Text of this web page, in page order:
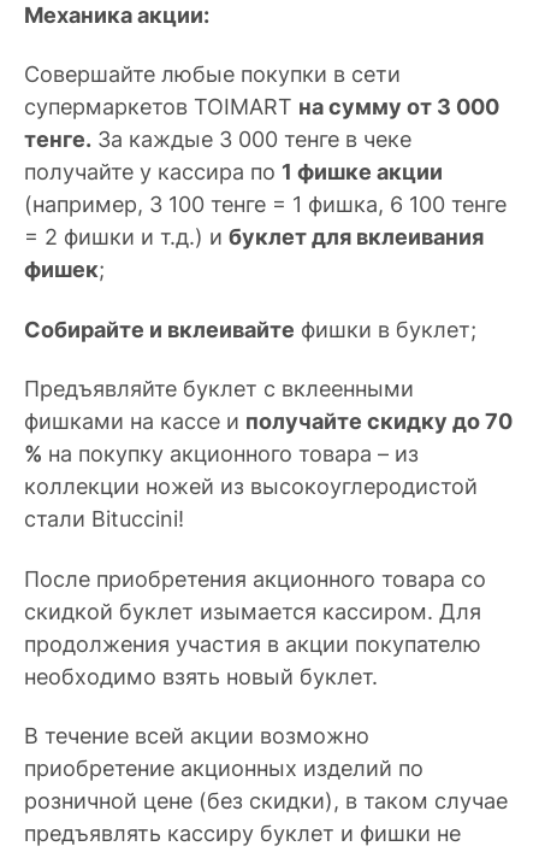
Механика акции:
Совершайте любые покупки в сети
супермаркетов TOIMART на сумму от 3 000
тенге. За каждые 3 000 тенге в чеке
получайте у кассира по 1 фишке акции
(например, 3 100 тенге = 1 фишка, 6 100 тенге
= 2 фишки и т.д.) и буклет для вклеивания
фишек;
Собирайте и вклеивайте фишки в буклет;
Предъявляйте буклет с вклеенными
фишками на кассе и получайте скидку до 70
% на покупку акционного товара – из
коллекции ножей из высокоуглеродистой
стали Bituccini!
После приобретения акционного товара со
скидкой буклет изымается кассиром. Для
продолжения участия в акции покупателю
необходимо взять новый буклет.
В течение всей акции возможно
приобретение акционных изделий по
розничной цене (без скидки), в таком случае
предъявлять кассиру буклет и фишки не